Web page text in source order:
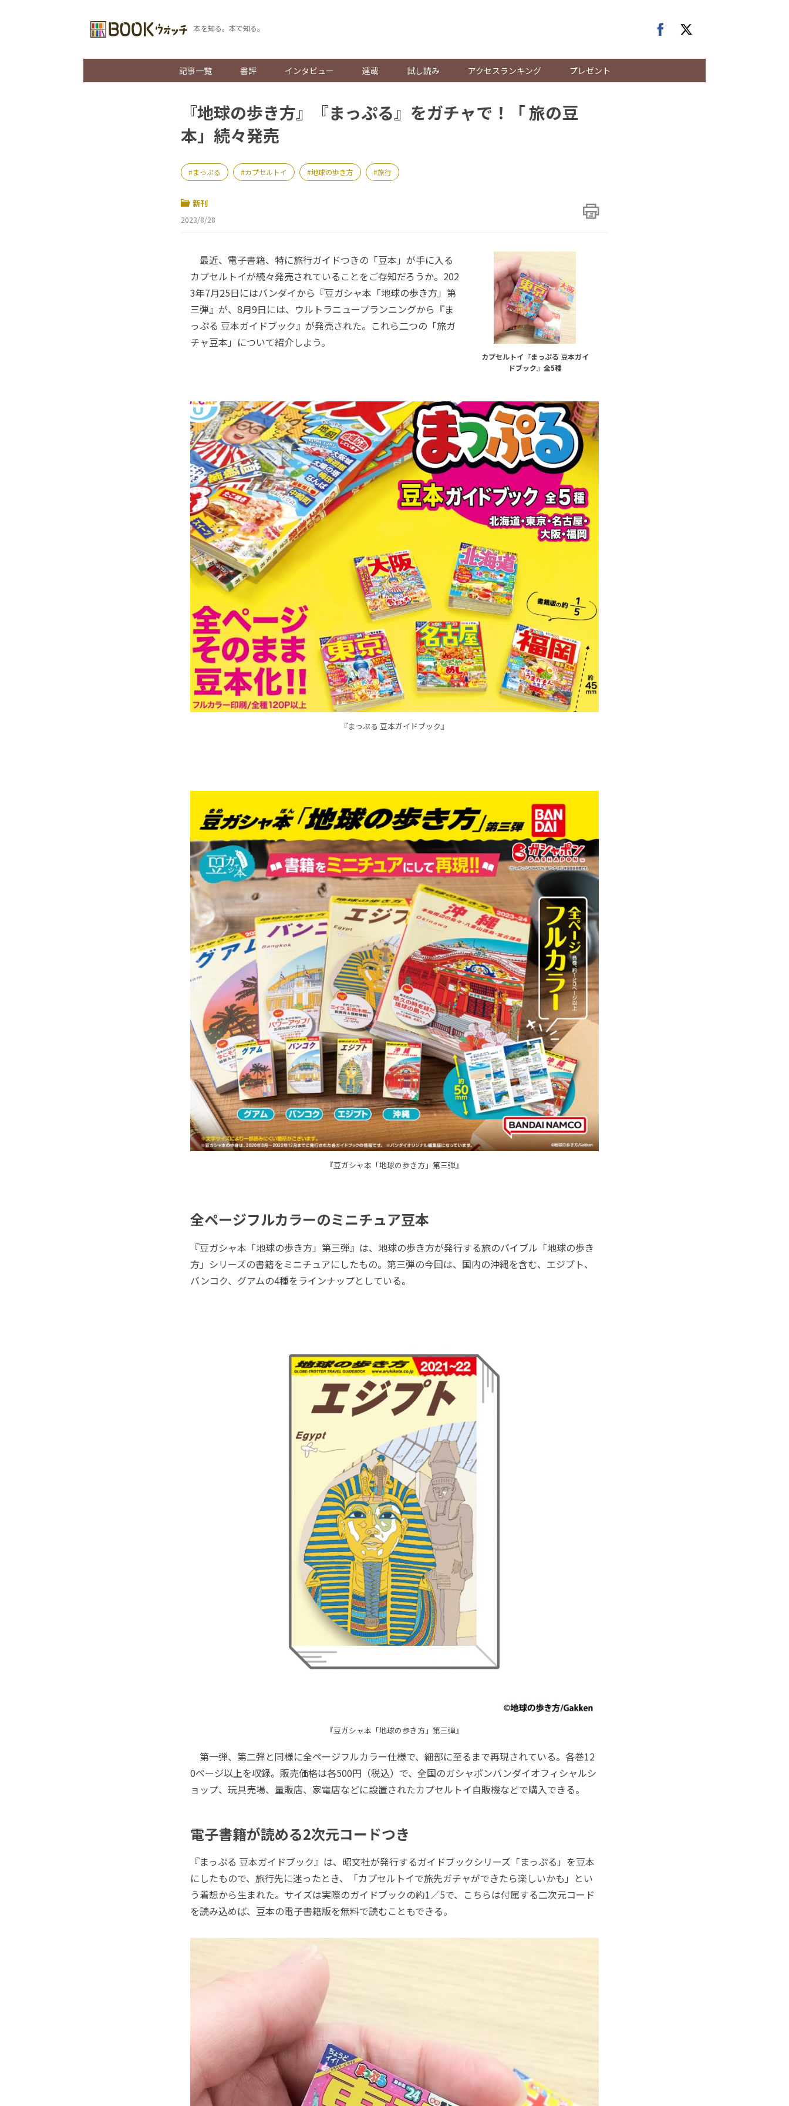
本を知る。本で知る。
記事一覧 書評 インタビュー 連載 試し読み アクセスランキング プレゼント
『地球の歩き方』『まっぷる』をガチャで！「 旅の豆
本」続々発売
まっぷる カプセルトイ 地球の歩き方 旅行
新刊
2023/8/28
カプセルトイ『まっぷる 豆本ガイ
ドブック』全5種
最近、電子書籍、特に旅行ガイドつきの「豆本」が手に入る
カプセルトイが続々発売されていることをご存知だろうか。202
3年7月25日にはバンダイから『豆ガシャ本「地球の歩き方」第
三弾』が、8月9日には、ウルトラニュープランニングから『ま
っぷる 豆本ガイドブック』が発売された。これら二つの「旅ガ
チャ豆本」について紹介しよう。
『まっぷる 豆本ガイドブック』
『豆ガシャ本「地球の歩き方」第三弾』
全ページフルカラーのミニチュア豆本
『豆ガシャ本「地球の歩き方」第三弾』は、地球の歩き方が発行する旅のバイブル「地球の歩き
方」シリーズの書籍をミニチュアにしたもの。第三弾の今回は、国内の沖縄を含む、エジプト、
バンコク、グアムの4種をラインナップとしている。
『豆ガシャ本「地球の歩き方」第三弾』
第一弾、第二弾と同様に全ページフルカラー仕様で、細部に至るまで再現されている。各巻12
0ページ以上を収録。販売価格は各500円（税込）で、全国のガシャポンバンダイオフィシャルシ
ョップ、玩具売場、量販店、家電店などに設置されたカプセルトイ⾃販機などで購入できる。
電子書籍が読める2次元コードつき
『まっぷる 豆本ガイドブック』は、昭文社が発行するガイドブックシリーズ「まっぷる」を豆本
にしたもので、旅行先に迷ったとき、「カプセルトイで旅先ガチャができたら楽しいかも」とい
う着想から生まれた。サイズは実際のガイドブックの約1／5で、こちらは付属する二次元コード
を読み込めば、豆本の電子書籍版を無料で読むこともできる。